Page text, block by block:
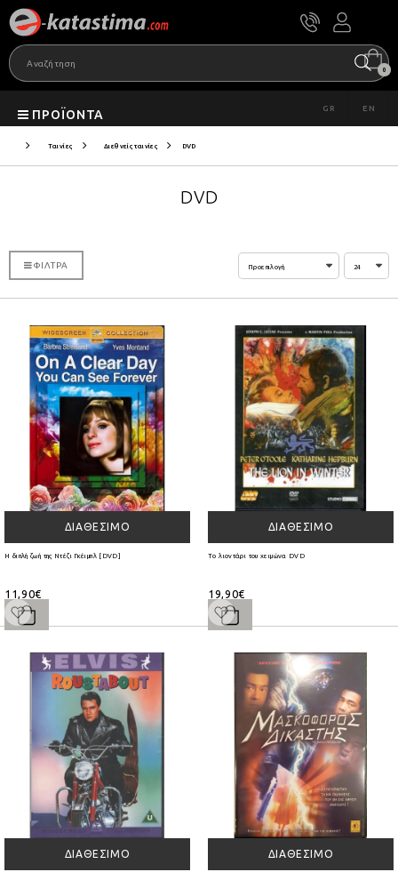
0
ΠΡΟΪΌΝΤΑ GR EN
Ταινίες Διεθνείς ταινίες DVD
DVD
ΦΊΛΤΡΑ
ΔΙΑΘΈΣΙΜΟ
Η διπλή ζωή της Ντέζι Γκέιμπλ [DVD]
11,90€
ΔΙΑΘΈΣΙΜΟ
Το λιοντάρι του χειμώνα DVD
19,90€
ΔΙΑΘΈΣΙΜΟ ΔΙΑΘΈΣΙΜΟ